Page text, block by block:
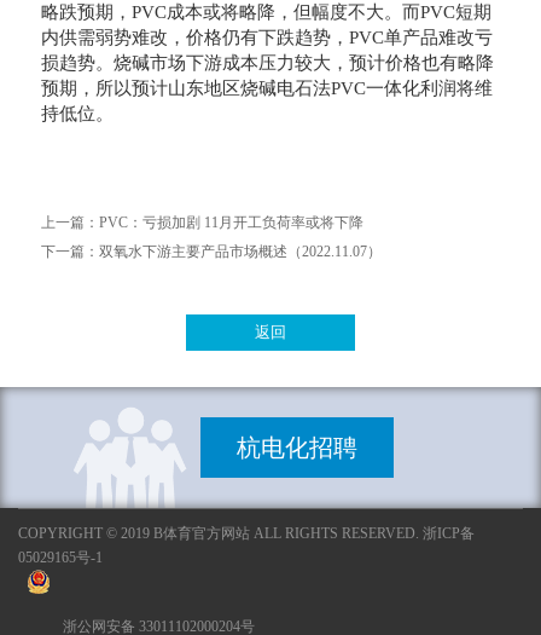
略跌预期，PVC成本或将略降，但幅度不大。而PVC短期
内供需弱势难改，价格仍有下跌趋势，PVC单产品难改亏
损趋势。烧碱市场下游成本压力较大，预计价格也有略降
预期，所以预计山东地区烧碱电石法PVC一体化利润将维
持低位。
上一篇： PVC：亏损加剧 11月开工负荷率或将下降
下一篇： 双氧水下游主要产品市场概述（2022.11.07）
返回
杭电化招聘
COPYRIGHT © 2019 B体育官方网站 ALL RIGHTS RESERVED. 浙ICP备
05029165号-1
浙公网安备 33011102000204号